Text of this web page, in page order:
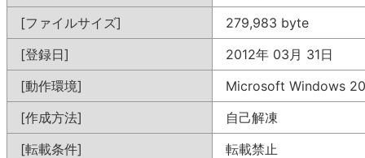
[ファイルサイズ]
279,983 byte
[登録日]
2012年 03月 31日
[動作環境]
Microsoft Windows
[作成方法]
自己解凍
[転載条件]
転載禁止